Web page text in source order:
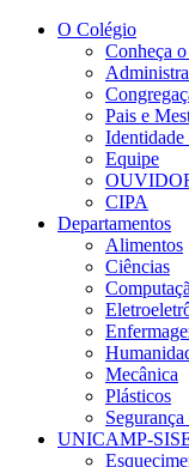
Conteúdo principal
O Colégio
Conheça
Pais e
Equipe
CIPA
Departamentos
Alimentos
Ciências
Mecânica
Plásticos
UNICAMP-